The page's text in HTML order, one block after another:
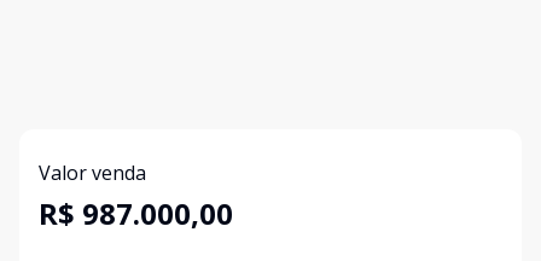
Valor venda
R$ 987.000,00